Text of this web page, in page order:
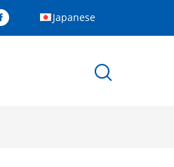
Japanese